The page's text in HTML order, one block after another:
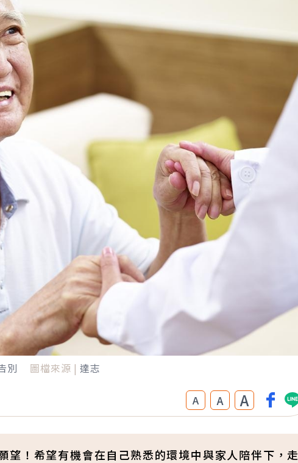
別 圖檔來源 | 達志
A A A
望！希望有機會在自己熟悉的環境中與家人陪伴下，走